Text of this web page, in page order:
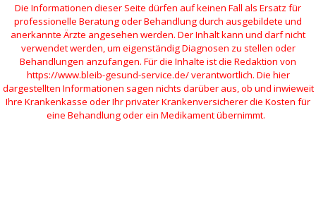
Die Informationen dieser Seite dürfen auf keinen Fall als Ersatz für
professionelle Beratung oder Behandlung durch ausgebildete und
anerkannte Ärzte angesehen werden. Der Inhalt kann und darf nicht
verwendet werden, um eigenständig Diagnosen zu stellen oder
Behandlungen anzufangen. Für die Inhalte ist die Redaktion von
https://www.bleib-gesund-service.de/ verantwortlich. Die hier
dargestellten Informationen sagen nichts darüber aus, ob und inwieweit
Ihre Krankenkasse oder Ihr privater Krankenversicherer die Kosten für
eine Behandlung oder ein Medikament übernimmt.